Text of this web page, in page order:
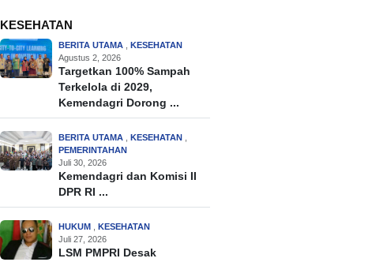
KESEHATAN
BERITA UTAMA , KESEHATAN
Agustus 2, 2026
Targetkan 100% Sampah
Terkelola di 2029,
Kemendagri Dorong ...
BERITA UTAMA , KESEHATAN ,
PEMERINTAHAN
Juli 30, 2026
Kemendagri dan Komisi II
DPR RI ...
HUKUM , KESEHATAN
Juli 27, 2026
LSM PMPRI Desak